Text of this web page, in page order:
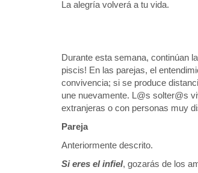
La alegría volverá a tu vida.
Durante esta semana, continúan
piscis! En las parejas, el
convivencia; si se produce
une nuevamente. L@s solter@s
extranjeras o con personas muy
Pareja
Anteriormente descrito.
Si eres el infiel, gozarás de los